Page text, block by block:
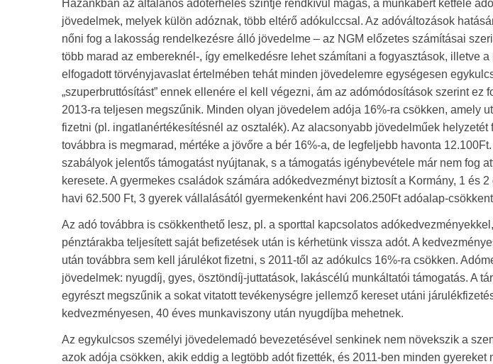
Hazánkban az általános adóterhelés szintje rendkívül magas, a munkabért kétféle
jövedelmek, melyek külön adóznak, több eltérő adókulccsal. Az adóváltozások
nőni fog a lakosság rendelkezésre álló jövedelme – az NGM előzetes számításai
több marad az embereknél-, így emelkedésre lehet számítani a fogyasztások, illetve
elfogadott törvényjavaslat értelmében tehát minden jövedelemre egységesen
„szuperbruttósítást” ennek ellenére el kell végezni, ám az adómódosítások szerint ez
2013-ra teljesen megszűnik. Minden olyan jövedelem adója 16%-ra csökken, amely
fizetni (pl. ingatlanértékesítésnél az osztalék). Az alacsonyabb jövedelműek
továbbra is megmarad, mértéke a jövőre a bér 16%-a, de legfeljebb havonta
szabályok jelentős támogatást nyújtanak, s a támogatás igénybevétele már nem fog
keresete. A gyermekes családok számára adókedvezményt biztosít a Kormány, 1 és
havi 62.500 Ft, 3 gyerek vállalásától gyermekenként havi 206.250Ft adóalap-
Az adó továbbra is csökkenthető lesz, pl. a sporttal kapcsolatos
pénztárakba teljesített saját befizetések után is kérhetünk vissza adót. A
után továbbra sem kell járulékot fizetni, s 2011-től az adókulcs 16%-ra csökken.
jövedelmek: nyugdíj, gyes, ösztöndíj-juttatások, lakáscélú munkáltatói támogatás. A
egyrészt megszűnik a sokat vitatott tevékenységre jellemző kereset utáni
kedvezményesen, 40 éves munkaviszony után nyugdíjba mehetnek.
Az egykulcsos személyi jövedelemadó bevezetésével senkinek nem növekszik a
azok adója csökken, akik eddig a legtöbb adót fizették, és 2011-ben minden